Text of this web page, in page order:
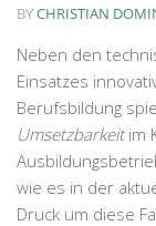
Verbund
Medien &
Community of
BYCHRISTIAN
Neben den
Einsatzes
Berufsbildung
Umsetzbarkeitim
wie es in der
Druck um diese